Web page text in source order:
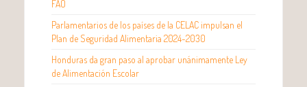
FAO
Parlamentarios de los países de la CELAC impulsan el
Plan de Seguridad Alimentaria 2024-2030
Honduras da gran paso al aprobar unánimamente Ley
de Alimentación Escolar